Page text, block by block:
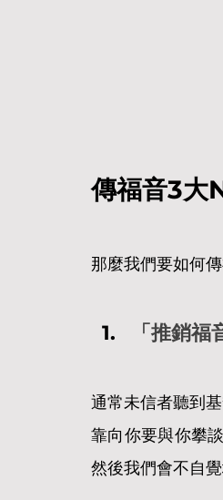
傳福音3大
那麼我們要如何
「推銷福
通常未信者聽到
靠向你要與你攀
然後我們會不自覺